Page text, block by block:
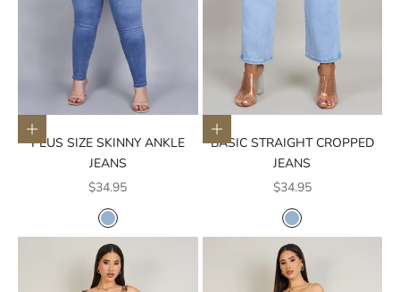
Elige opciones
PLUS SIZE SKINNY ANKLE
JEANS
Precio de oferta
$34.95
COLOR
AZUL CLARO
Elige opciones
BASIC STRAIGHT CROPPED
JEANS
Precio de oferta
$34.95
COLOR
AZUL CLARO